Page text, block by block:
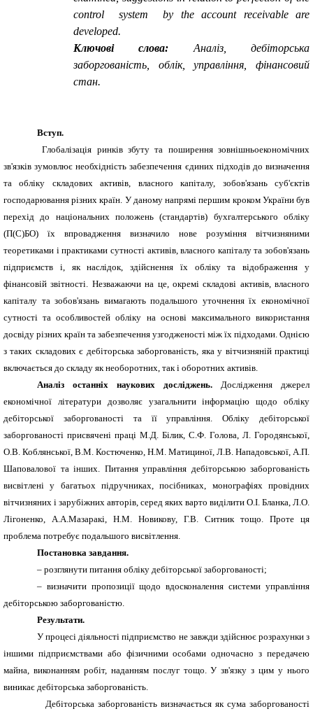
control system by the account receivable are
developed.
Ключові слова: Аналіз, дебіторська
заборгованість, облік, управління, фінансовий
стан.
Вступ.
Глобалізація ринків збуту та поширення зовнішньое­кономічних
зв'язків зумовлює необхідність забезпечення єдиних підходів до визначення
та обліку складових активів, власного капіталу, зобов'язань суб'єктів
господарювання різних країн. У даному напрямі першим кроком України був
перехід до національних положень (стандартів) бух­галтерського обліку
(П(С)БО) їх впровадження визна­чило нове розуміння вітчизняними
теоретиками і практи­ками сутності активів, власного капіталу та зобов'язань
підприємств і, як наслідок, здійснення їх обліку та відоб­раження у
фінансовій звітності. Незважаючи на це, окремі складові активів, власного
капіталу та зобов'язань вимагають подальшого уточнення їх економічної
сутності та особливостей обліку на основі максимального викорис­тання
досвіду різних країн та забезпечення узгодженості між їх підходами. Однією
з таких складових є дебіторська заборгованість, яка у вітчизняній практиці
включається до складу як необоротних, так і оборотних активів.
Аналіз останніх наукових досліджень. Дослідження джерел
економічної літе­ратури дозволяє узагальнити інформацію щодо обліку
дебіторської заборгова­ності та її управління. Обліку дебіторської
заборгованості присвячені праці М.Д. Білик, С.Ф. Голова, Л. Городянської,
О.В. Коблянської, В.М. Костюченко, Н.М. Матициної, Л.В. Нападовської, А.П.
Шаповалової та інших. Питання управління дебіторською заборгованість
висвітлені у багатьох підручниках, посібниках, монографіях провідних
вітчизняних і зарубіжних авторів, серед яких варто виділити О.І. Бланка, Л.О.
Лігоненко, А.А.Мазаракі, Н.М. Новикову, Г.В. Ситник тощо. Проте ця
проблема потребує подальшого висвітлення.
Постановка завдання.
– розглянути питання об­ліку дебіторської заборгованості;
– визначити пропозиції щодо вдосконален­ня системи управління
дебіторською заборгованістю.
Результати.
У процесі діяльності під­приємство не завжди здійснює розрахунки з
іншими під­приємствами або фізичними особами одночасно з пере­дачею
майна, виконанням робіт, наданням послуг тощо. У зв'язку з цим у нього
виникає дебіторська заборгованість.
Дебіторська заборгованість визначається як сума заборгованості